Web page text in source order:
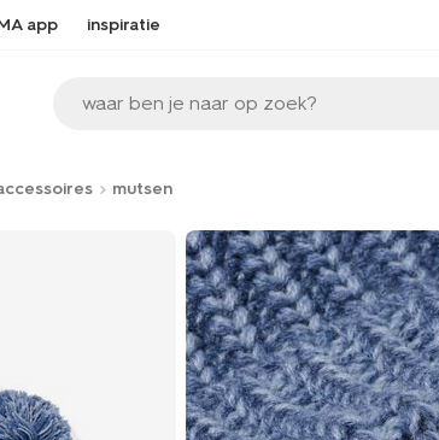
app inspiratie
waar ben je naar op zoek?
mutsen